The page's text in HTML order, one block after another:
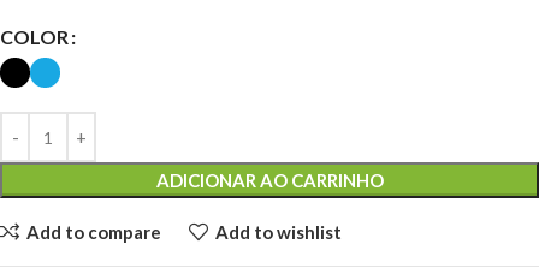
COLOR
ADICIONAR AO CARRINHO
Add to compare Add to wishlist